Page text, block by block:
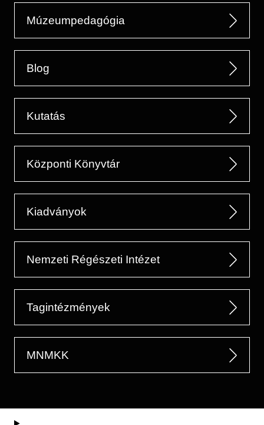
Múzeumpedagógia
Blog
Kutatás
Központi Könyvtár
Kiadványok
Nemzeti Régészeti Intézet
Tagintézmények
MNMKK